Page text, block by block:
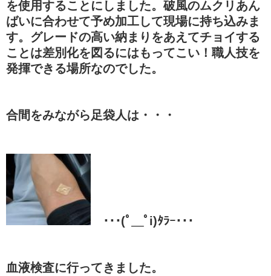
を使用することにしました。破風のムクリあん
ばいに合わせて予め加工して現場に持ち込みま
す。グレードの高い納まりをあえてチョイする
ことは差別化を図るにはもってこい！職人技を
発揮できる場所なのでした。
合間をみながら足袋人は・・・
･･･(ﾟ＿ﾟi)ﾀﾗｰ･･･
血液検査に行ってきました。